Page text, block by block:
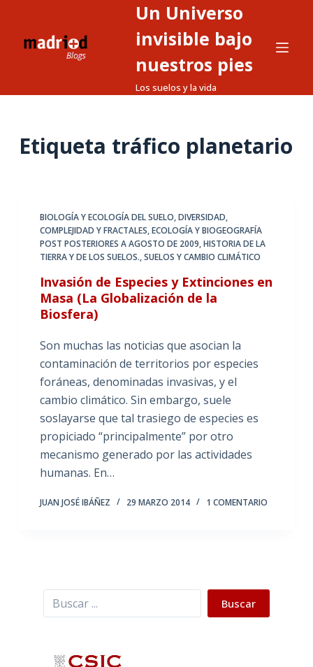
Un Universo
invisible bajo
nuestros pies
Los suelos y la vida
Etiqueta tráfico planetario
BIOLOGÍA Y ECOLOGÍA DEL SUELO,DIVERSIDAD,
COMPLEJIDAD Y FRACTALES,ECOLOGÍA Y BIOGEOGRAFÍA
POST POSTERIORES A AGOSTO DE 2009,HISTORIA DE LA
TIERRA Y DE LOS SUELOS.,SUELOS Y CAMBIO CLIMÁTICO
Invasión de Especies y Extinciones en
Masa (La Globalización de la
Biosfera)
Son muchas las noticias que asocian la
contaminación de territorios por especies
foráneas, denominadas invasivas, y el
cambio climático. Sin embargo, suele
soslayarse que tal trasiego de especies es
propiciado “principalmente” por otro
mecanismo generado por las actividades
humanas. En…
JUAN JOSÉ IBÁÑEZ 29 MARZO 2014 1 COMENTARIO
Buscar Buscar